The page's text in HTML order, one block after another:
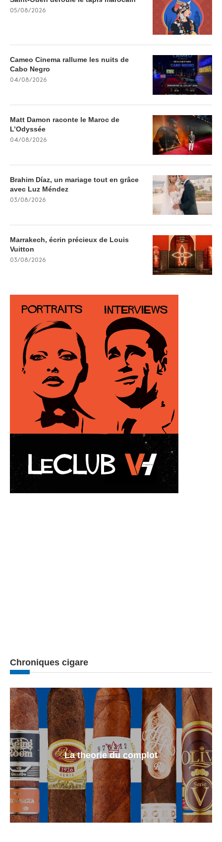
05/08/2026
Cameo Cinema rallume les nuits de
Cabo Negro
04/08/2026
Matt Damon raconte le Maroc de
L’Odyssée
04/08/2026
Brahim Díaz, un mariage tout en grâce
avec Luz Méndez
03/08/2026
Marrakech, écrin précieux de Louis
Vuitton
03/08/2026
Chroniques cigare
La theorie du complot